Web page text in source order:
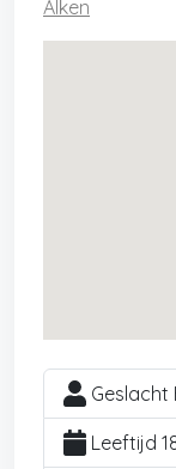
Alken
Geslacht
Leeftijd